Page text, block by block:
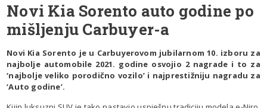
Novi Kia Sorento auto godine po
mišljenju Carbuyer-a
Novi Kia Sorento je u Carbuyerovom jubilarnom 10. izboru za
najbolje automobile 2021. godine osvojio 2 nagrade i to za
‘najbolje veliko porodično vozilo’ i najprestižniju nagradu za
‘Auto godine’.